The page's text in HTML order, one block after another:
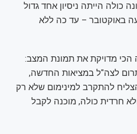
כולה הייתה ניסיון אחד גדול
באוקטובר – עד כה ללא
מדויקת את תמונת המצב:
לצה"ל במציאות החדשה,
להתקרב למינימום שלא רק
חרדית כולה, מוכנה לקבל